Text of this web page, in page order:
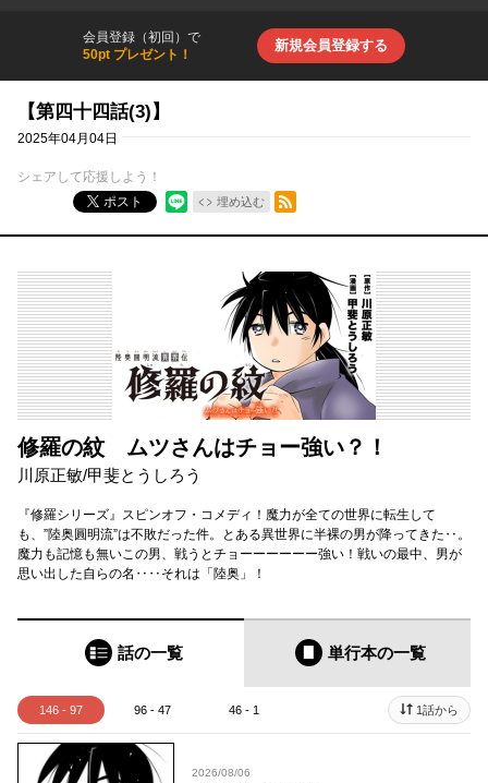
会員登録（初回）で
50pt プレゼント！
新規会員登録する
【第四十四話(3)】
2025年04月04日
シェアして応援しよう！
ポスト
埋め込む
RSSフィード
修羅の紋 ムツさんはチョー強い？！
川原正敏/甲斐とうしろう
『修羅シリーズ』スピンオフ・コメディ！魔力が全ての世界に転生して
も、”陸奥圓明流”は不敗だった件。とある異世界に半裸の男が降ってきた‥。
魔力も記憶も無いこの男、戦うとチョーーーーーー強い！戦いの最中、男が
思い出した自らの名‥‥それは「陸奥」！
話の一覧 単行本の一覧
146 - 97 96 - 47 46 - 1 1話から
2026/08/06